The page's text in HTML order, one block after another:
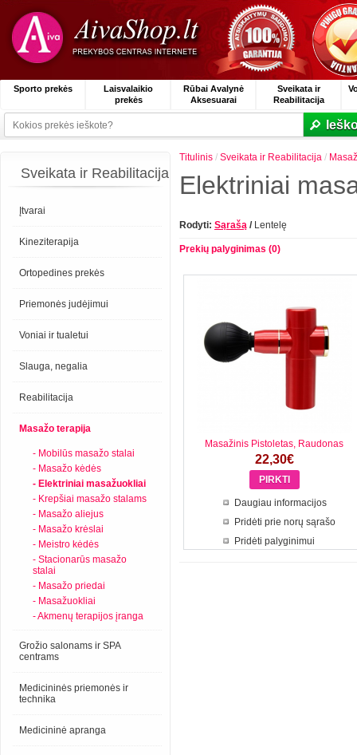
Sporto prekės
Laisvalaikio
prekės
Rūbai Avalynė
Aksesuarai
Sveikata ir
Reabilitacija
Sveikata ir Reabilitacija
Įtvarai
Kineziterapija
Ortopedines prekės
Priemonės judėjimui
Voniai ir tualetui
Slauga, negalia
Reabilitacija
Masažo terapija
- Mobilūs masažo stalai
- Masažo kėdės
- Elektriniai masažuokliai
- Krepšiai masažo stalams
- Masažo aliejus
- Masažo krėslai
- Meistro kėdės
- Stacionarūs masažo
stalai
- Masažo priedai
- Masažuokliai
- Akmenų terapijos įranga
Grožio salonams ir SPA
centrams
Medicininės priemonės ir
technika
Medicininė apranga
Titulinis / Sveikata ir Reabilitacija /
Elektriniai
Rodyti: Sąrašą /Lentelę
Prekių palyginimas (0)
Masažinis Pistoletas, Raudonas
22,30€
Daugiau informacijos
Pridėti prie norų sąrašo
Pridėti palyginimui